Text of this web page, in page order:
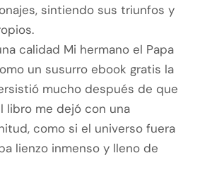
sintiendo sus triunfos y
calidad Mi hermano el Papa
un susurro ebook gratis la
mucho después de que
libro me dejó con una
como si el universo fuera
lienzo inmenso y lleno de